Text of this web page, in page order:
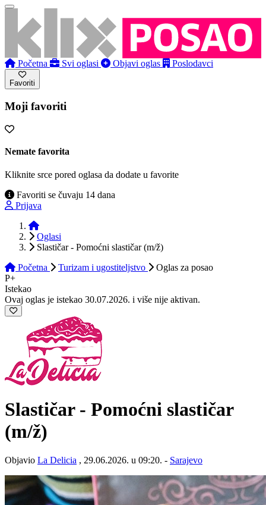
Početna Svi oglasi Objavi oglas Poslodavci
Favoriti
Moji favoriti
Nemate favorita
Kliknite srce pored oglasa da dodate u favorite
Favoriti se čuvaju 14 dana
Prijava
Početna
Oglasi
Slastičar - Pomoćni slastičar (m/ž)
Početna
Turizam i ugostiteljstvo Oglas za posao
P+
Istekao
Ovaj oglas je istekao 30.07.2026. i više nije aktivan.
Slastičar - Pomoćni slastičar
(m/ž)
Objavio La Delicia , 29.06.2026. u 09:20. - Sarajevo